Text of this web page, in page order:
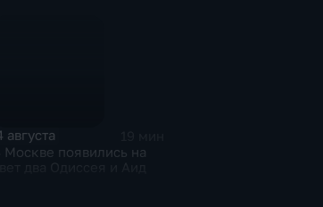
августа
Москве появились на